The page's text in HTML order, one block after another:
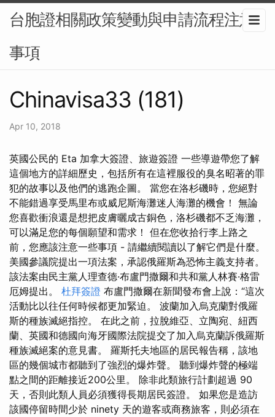
台胞證相關政策變動與申請流程注意
事項
Chinavisa33 (181)
Apr 10, 2018
英國公民的 Eta 加拿大簽證、旅遊簽證 一些導遊帶您了解
這個地方的詳細歷史，包括所有在這裡服役的臭名昭著的罪
犯的故事以及他們的逃跑企圖。 當您在洛杉磯時，您絕對
不能錯過享受馬里布或威尼斯海灘迷人海灘的機會！ 無論
您喜歡衝浪還是想把皮膚曬成古銅色，洛杉磯都不乏海灘，
可以滿足您的每個願望和需求！ 但在您收拾行李上路之
前，您應該注意一些事項 - 請繼續閱讀以了解它們是什麼。
美國參議院提出一項法案，承認俄羅斯為恐怖主義支持者。
該法案由民主黨人理查德·布盧門撒爾和共和黨人林賽·格雷
厄姆提出。 杜拜簽證 布盧門撒爾在新聞發布會上說：“這次
活動比以往任何時候都更加緊迫。 波蘭加入烏克蘭對俄羅
斯的種族滅絕指控。 在此之前，拉脫維亞、立陶宛、紐西
蘭、英國和德國向海牙國際法院提交了加入烏克蘭訴俄羅斯
種族滅絕案的意見書。 羅斯托夫地區的居民報告稱，該地
區的幾個城市都聽到了強烈的爆炸聲。 聽到爆炸聲的極端
點之間的距離接近200公里。 除非此類旅行計劃超過 90
天，否則此類人員必須獲得長期居民簽證。 如果您是造訪
該國停留時間少於 ninety 天的遊客或商務旅客，則必須在